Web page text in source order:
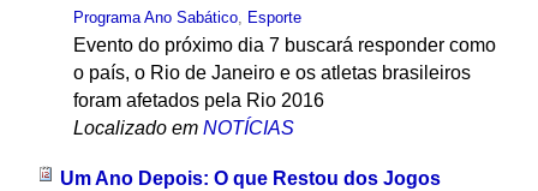
Programa Ano Sabático, Esporte
Evento do próximo dia 7 buscará responder como
o país, o Rio de Janeiro e os atletas brasileiros
foram afetados pela Rio 2016
Localizado em NOTÍCIAS
Um Ano Depois: O que Restou dos Jogos